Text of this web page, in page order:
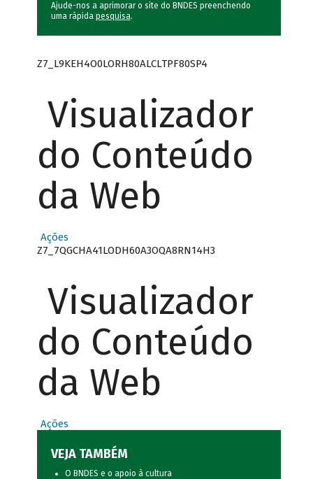
Ajude-nos a aprimorar o site do BNDES preenchendo
uma rápida pesquisa.
Z7_L9KEH4O0LORH80ALCLTPF80SP4
Visualizador
do Conteúdo
da Web
Ações
Z7_7QGCHA41LODH60A3OQA8RN14H3
Visualizador
do Conteúdo
da Web
Ações
VEJA TAMBÉM
O BNDES e o apoio à cultura